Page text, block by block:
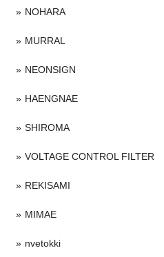
NOHARA
MURRAL
NEONSIGN
HAENGNAE
SHIROMA
VOLTAGE CONTROL FILTER
REKISAMI
MIMAE
nvetokki